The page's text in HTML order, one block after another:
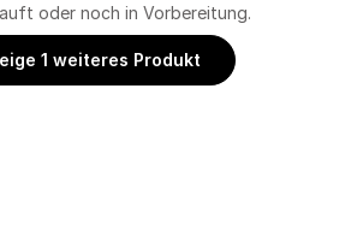
oder noch in Vorbereitung.
1 weiteres Produkt